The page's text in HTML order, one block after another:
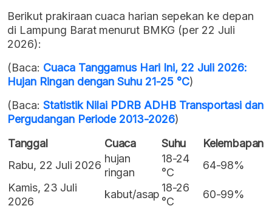
Berikut prakiraan cuaca harian sepekan ke depan
di Lampung Barat menurut BMKG (per 22 Juli
2026):
(Baca: Cuaca Tanggamus Hari Ini, 22 Juli 2026:
Hujan Ringan dengan Suhu 21-25 °C)
(Baca: Statistik Nilai PDRB ADHB Transportasi dan
Pergudangan Periode 2013-2026)
Tanggal
Cuaca Suhu
Kelembapan
Rabu, 22 Juli 2026
hujan
ringan
18-24
°C
64-98%
Kamis, 23 Juli
2026
kabut/asap
18-26
°C
60-99%